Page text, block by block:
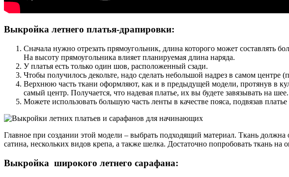
Выкройка летнего платья-драпировки:
Сначала нужно отрезать прямоугольник, длина которого может составлять
На высоту прямоугольника влияет планируемая длина наряда.
У платья есть только один шов, расположенный сзади.
Чтобы получилось декольте, надо сделать небольшой надрез в самом центре
Верхнюю часть ткани оформляют, как и в предыдущей модели, протянув в
самый центр. Получается, что надевая платье, их вы будете завязывать на шее.
Можете использовать большую часть ленты в качестве пояса, подвязав
Главное при создании этой модели – выбрать подходящий материал. Ткань
сатина, нескольких видов крепа, а также шелка. Достаточно попробовать ткань на
Выкройка широкого летнего сарафана: